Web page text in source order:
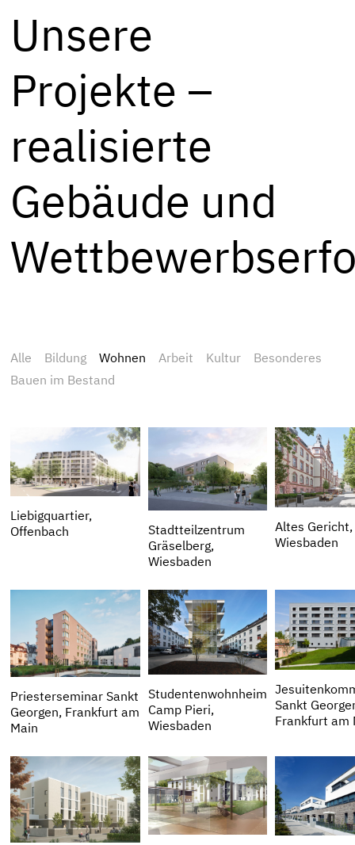
Unsere
Projekte –
realisierte
Gebäude und
Alle Bildung Wohnen Arbeit Kultur
Besonderes
Bauen im Bestand
Liebigquartier,
Offenbach
Stadtteilzentrum
Gräselberg,
Wiesbaden
Altes Gericht,
Wiesbaden
Priesterseminar Sankt
Georgen, Frankfurt am
Main
Studentenwohnheim
Camp Pieri,
Wiesbaden
Sankt
Frankfurt am